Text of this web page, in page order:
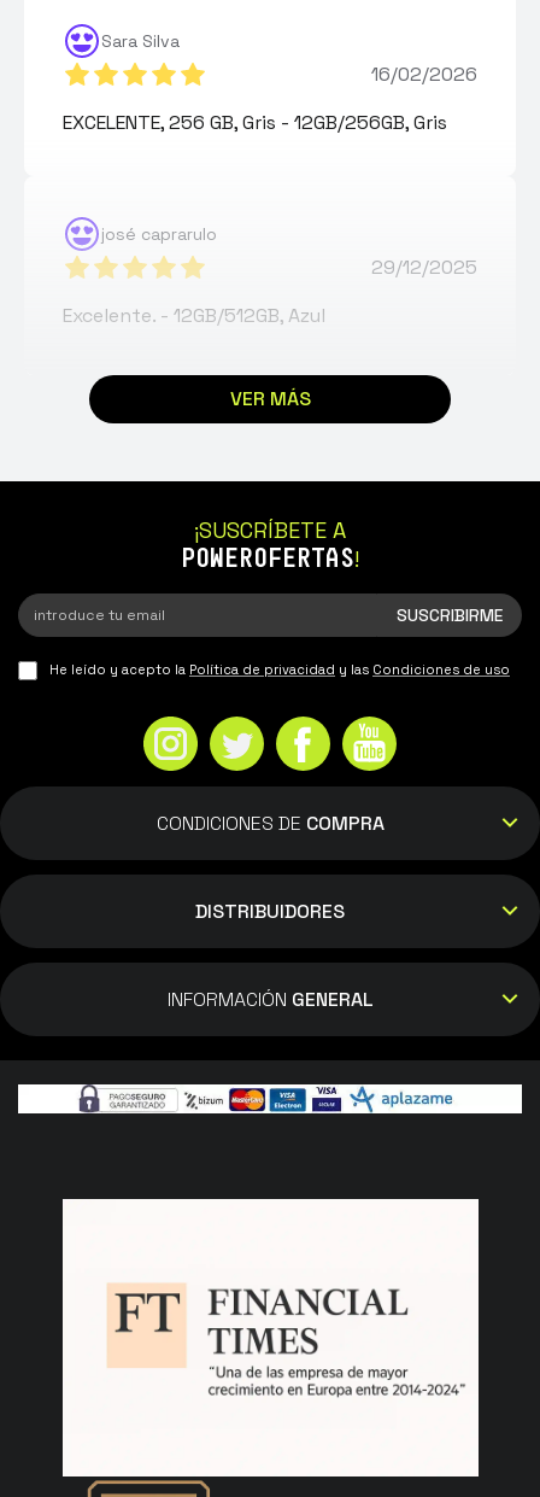
Sara Silva
16/02/2026
EXCELENTE, 256 GB, Gris - 12GB/256GB, Gris
josé caprarulo
29/12/2025
Excelente. - 12GB/512GB, Azul
Esther Villalba seco
❤️‍🩹 - 12GB/512GB, Azul
18/11/2025
top ten - 12GB/512GB, Gris
15/11/2025
Todo perfecto de 10 - 12GB/512GB, Azul
And
12/11/2025
Excelente terminal fluidez,pantalla,camara,
12GB/256GB, Azul
MADLM
Samsun Galaxy S25. El envío fue super
página medio pirata lo puedes encontrar
VER MÁS
¡SUSCRÍBETE A
POWEROFERTAS!
He leído y acepto la Política de privacidad y las Condiciones de uso
CONDICIONES DE COMPRA
DISTRIBUIDORES
INFORMACIÓN GENERAL